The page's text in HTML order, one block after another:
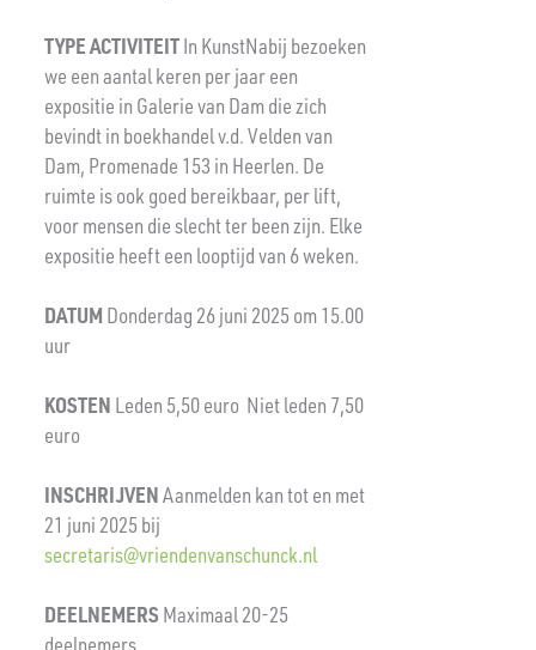
TYPE ACTIVITEITIn KunstNabij bezoeken
we een aantal keren per jaar een
expositie in Galerie van Dam die zich
bevindt in boekhandel v.d. Velden van
Dam, Promenade 153 in Heerlen. De
ruimte is ook goed bereikbaar, per lift,
voor mensen die slecht ter been zijn. Elke
expositie heeft een looptijd van 6 weken.
DATUM Donderdag 26 juni 2025 om 15.00
uur
KOSTEN Leden 5,50 euro Niet leden 7,50
euro
INSCHRIJVENAanmelden kan tot en met
21 juni 2025 bij
secretaris@vriendenvanschunck.nl
DEELNEMERS Maximaal 20-25
deelnemers